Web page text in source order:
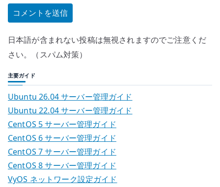
日本語が含まれない投稿は無視されますのでご注意くだ
さい。（スパム対策）
主要ガイド
Ubuntu 26.04 サーバー管理ガイド
Ubuntu 22.04 サーバー管理ガイド
CentOS 5 サーバー管理ガイド
CentOS 6 サーバー管理ガイド
CentOS 7 サーバー管理ガイド
CentOS 8 サーバー管理ガイド
VyOS ネットワーク設定ガイド